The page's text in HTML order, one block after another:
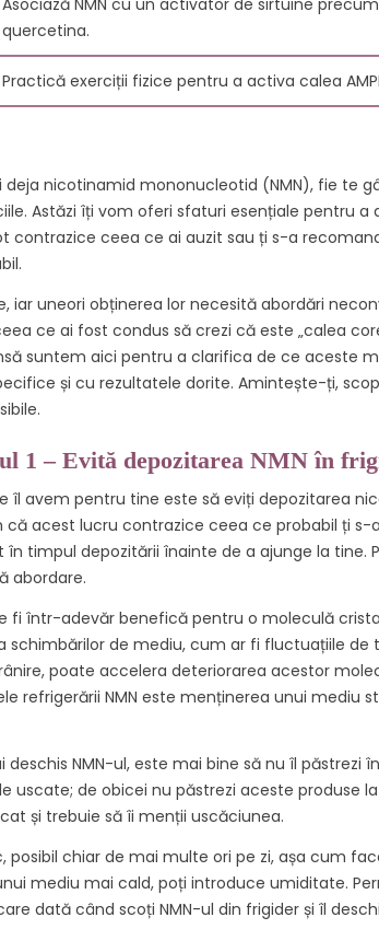
EFECTELE
ANTIINFLAMATOARE
ALE CARBON 60: 10
MOTIVE SĂ-L ÎNCERCI
11922 views
Descoperă uimitoarele
proprietăți
antiinflamatoare ale
Carbon 60, un fuleren
natural, în articolul nostru
CE SUNT
C60?
11886 views
Fulerenii
puternicele
oferi...
Citește mai
Asociază NMN cu un activator de sirtuine
quercetina.
Practică exerciții fizice pentru a activa calea
deja nicotinamid mononucleotid (NMN), fie te
Astăzi îți vom oferi sfaturi esențiale pentru
contrazice ceea ce ai auzit sau ți s-a
iar uneori obținerea lor necesită abordări
ce ai fost condus să crezi că este „calea
suntem aici pentru a clarifica de ce aceste
și cu rezultatele dorite. Amintește-ți,
1 – Evită depozitarea NMN în
îl avem pentru tine este să eviți depozitarea
că acest lucru contrazice ceea ce probabil ți s-
în timpul depozitării înainte de a ajunge la
abordare.
fi într-adevăr benefică pentru o moleculă
schimbărilor de mediu, cum ar fi fluctuațiile
poate accelera deteriorarea acestor
refrigerării NMN este menținerea unui mediu
deschis NMN-ul, este mai bine să nu îl păstrezi
uscate; de obicei nu păstrezi aceste produse
și trebuie să îi menții uscăciunea.
posibil chiar de mai multe ori pe zi, așa cum
mediu mai cald, poți introduce umiditate.
dată când scoți NMN-ul din frigider și îl